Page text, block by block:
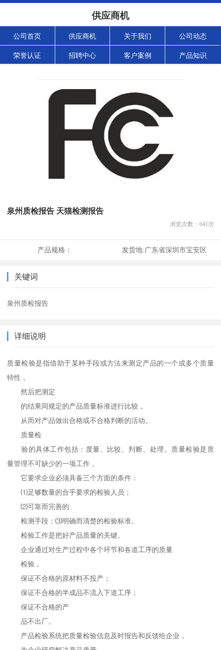
供应商机
公司首页 供应商机 关于我们 公司动态
荣誉认证 招聘中心 客户案例 产品知识
泉州质检报告 天猫检测报告
浏览次数： 641次
产品规格： 发货地:广东省深圳市宝安区
关键词
泉州质检报告
详细说明
质量检验是指借助于某种手段或方法来测定产品的一个或多个质量
特性，
然后把测定
的结果同规定的产品质量标准进行比较，
从而对产品做出合格或不合格判断的活动。
质量检
验的具体工作包括：度量、比较、判断、处理。质量检验是质
量管理不可缺少的一项工作，
它要求企业必须具备三个方面的条件：
⑴足够数量的合乎要求的检验人员；
⑵可靠而完善的
检测手段；⑶明确而清楚的检验标准。
检验工作是把好产品质量的关键。
企业通过对生产过程中各个环节和各道工序的质量
检验，
保证不合格的原材料不投产；
保证不合格的半成品不流入下道工序；
保证不合格的产
品不出厂。
产品检验系统把质量检验信息及时报告和反馈给企业，